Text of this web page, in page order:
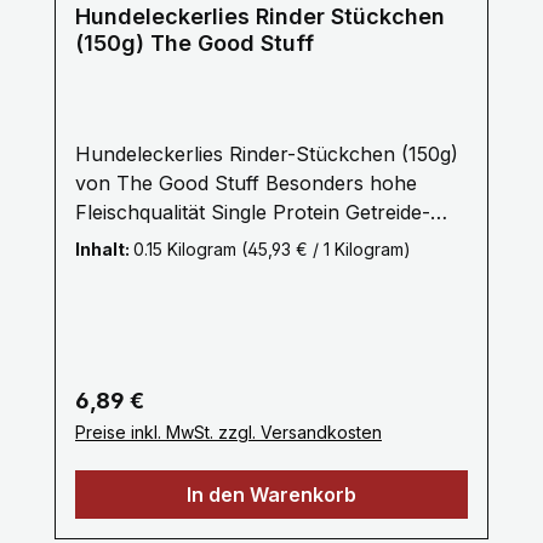
Analytische Bestandteile
Fütterungsempfehlung:Als Ergänzung
zwischen täglichen Mahlzeiten. Bitte
Hundeleckerlies Rinder Stückchen
(150g) The Good Stuff
Hundeleckerlies Rinder-Stückchen (150g)
von The Good Stuff Besonders hohe
Fleischqualität Single Protein Getreide-
und zuckerfrei Ohne künstliche Aromen,
der Veredelung über Buchenholzrauch.
Dieser Hundesnack ist ideal in
hundgerechte, feine Stückchen geformt
und dadurch besonders angenehm zu
kauen. Praktisch fürs Training oder für
unterwegs dank wiederverschließbarem
Inhalt: 0.15 Kilogram (45,93 € / 1 Kilogram)
Regulärer Preis:
6,89 €
Preise inkl. MwSt. zzgl. Versandkosten
In den Warenkorb